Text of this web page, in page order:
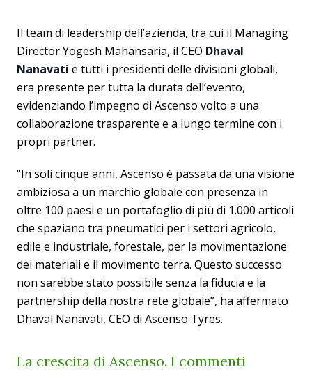
Il team di leadership dell’azienda, tra cui il Managing
Director Yogesh Mahansaria, il CEO Dhaval
Nanavati e tutti i presidenti delle divisioni globali,
era presente per tutta la durata dell’evento,
evidenziando l’impegno di Ascenso volto a una
collaborazione trasparente e a lungo termine con i
propri partner.
“In soli cinque anni, Ascenso è passata da una visione
ambiziosa a un marchio globale con presenza in
oltre 100 paesi e un portafoglio di più di 1.000 articoli
che spaziano tra pneumatici per i settori agricolo,
edile e industriale, forestale, per la movimentazione
dei materiali e il movimento terra. Questo successo
non sarebbe stato possibile senza la fiducia e la
partnership della nostra rete globale”, ha affermato
Dhaval Nanavati, CEO di Ascenso Tyres.
La crescita di Ascenso. I commenti